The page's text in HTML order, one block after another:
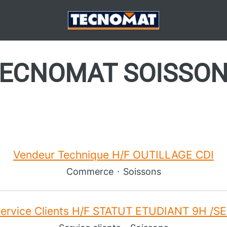
Vendeur Technique H/F OUTILLAGE CDI
Commerce · Soissons
Clients H/F STATUT ETUDIANT 9H /